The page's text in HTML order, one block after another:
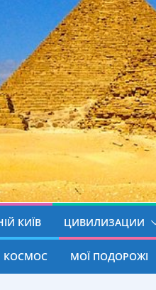
КИЇВ ЦИВИЛИЗАЦИИ
КОСМОС МОЇ ПОДОРОЖІ